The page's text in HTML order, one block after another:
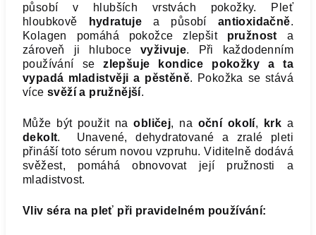
působí v hlubších vrstvách pokožky. Pleť
hloubkově
hydratuje a působí antioxidačně.
Kolagen pomáhá pokožce zlepšit pružnost a
zároveň ji hluboce vyživuje. Při každodenním
používání sezlepšuje kondice pokožky a ta
vypadá mladistvěji a pěstěně. Pokožka se stává
více svěží a pružnější.
Může být použit naobličej, na oční okolí, krk a
dekolt. Unavené, dehydratované a zralé pleti
přináší toto sérum novou vzpruhu. Viditelně dodává
svěžest, pomáhá obnovovat její pružnosti a
mladistvost.
Vliv séra na pleť při pravidelném používání: